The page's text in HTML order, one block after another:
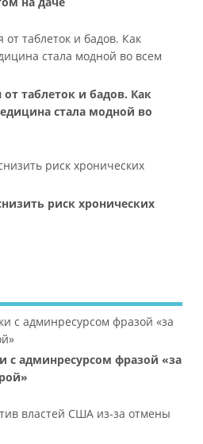
таблеток и бадов. Как
стала модной во
риск хронических
с админресурсом фразой «за